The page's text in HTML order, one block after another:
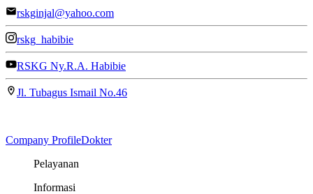
rskginjal@yahoo.com
rskg_habibie
RSKG Ny.R.A. Habibie
Jl. Tubagus Ismail No.46
Company ProfileDokter
Pelayanan
Informasi